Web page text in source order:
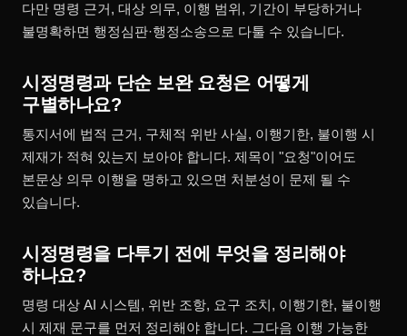
다만 명령 근거, 대상 의무, 이행 범위, 기간이 부당하거나
불명확하면 행정심판·행정소송으로 다툴 수 있습니다.
시정명령과 단순 보완 요청은 어떻게
구별하나요?
통지서에 법적 근거, 구체적 위반 사실, 이행기한, 불이행 시
제재가 적혀 있는지 보아야 합니다. 제목이 "요청"이어도
본문상 의무 이행을 명하고 있으면 처분성이 문제 될 수
있습니다.
시정명령을 다투기 전에 무엇을 정리해야
하나요?
명령 대상 AI 시스템, 위반 조항, 요구 조치, 이행기한, 불이행
시 제재 문구를 먼저 정리해야 합니다. 그다음 이행 가능한